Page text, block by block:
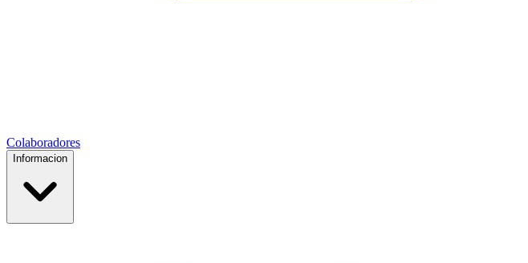
Colaboradores
Informacion